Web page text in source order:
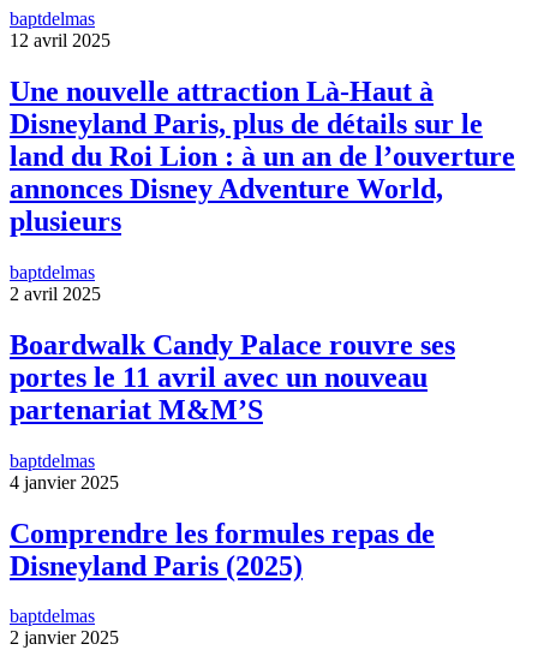
baptdelmas
12 avril 2025
Une nouvelle attraction Là-Haut à
Disneyland Paris, plus de détails sur le
land du Roi Lion : à un an de l’ouverture
annonces Disney Adventure World,
plusieurs
baptdelmas
2 avril 2025
Boardwalk Candy Palace rouvre ses
portes le 11 avril avec un nouveau
partenariat M&M’S
baptdelmas
4 janvier 2025
Comprendre les formules repas de
Disneyland Paris (2025)
baptdelmas
2 janvier 2025